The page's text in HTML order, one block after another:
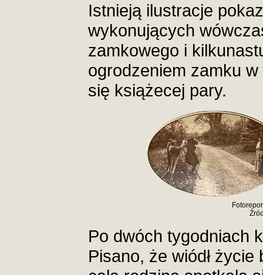
Istnieją ilustracje
wykonujących
zamkowego i
ogrodzeniem zamku
się książecej pary.
Po dwóch tygodniach
Pisano, że wiódł